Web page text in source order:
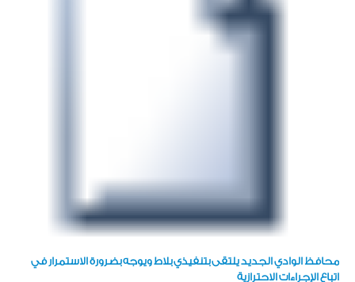
محافظ الوادي الجديد يلتقى بتنفيذي بلاط ويوجه بضرورة الاستمرار في
اتباع الإجراءات الاحترازية